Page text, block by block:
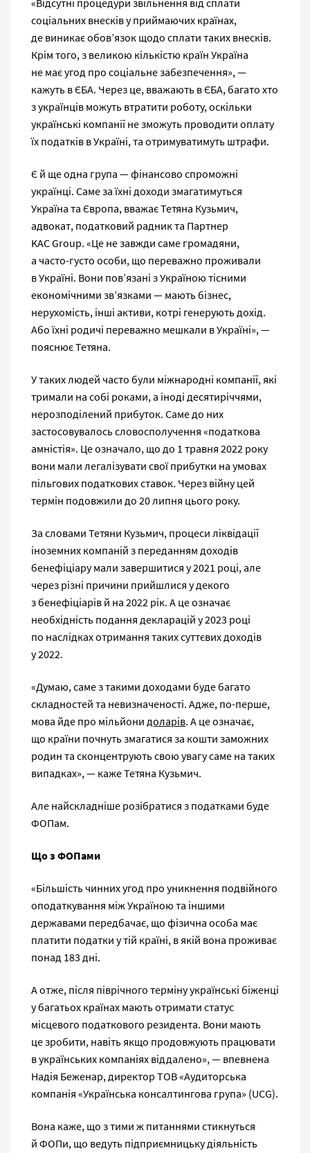
«Відсутні процедури звільнення від сплати
соціальних внесків у приймаючих країнах,
де виникає обов’язок щодо сплати таких внесків.
Крім того, з великою кількістю країн Україна
не має угод про соціальне забезпечення», —
кажуть в ЄБА. Через це, вважають в ЄБА, багато хто
з українців можуть втратити роботу, оскільки
українські компанії не зможуть проводити оплату
їх податків в Україні, та отримуватимуть штрафи.
Є й ще одна група — фінансово спроможні
українці. Саме за їхні доходи змагатимуться
Україна та Європа, вважає Тетяна Кузьмич,
адвокат, податковий радник та Партнер
KAC Group. «Це не завжди саме громадяни,
а часто-густо особи, що переважно проживали
в Україні. Вони пов’язані з Україною тісними
економічними зв’язками — мають бізнес,
нерухомість, інші активи, котрі генерують дохід.
Або їхні родичі переважно мешкали в Україні», —
пояснює Тетяна.
У таких людей часто були міжнародні компанії, які
тримали на собі роками, а іноді десятиріччями,
нерозподілений прибуток. Саме до них
застосовувалось словосполучення «податкова
амністія». Це означало, що до 1 травня 2022 року
вони мали легалізувати свої прибутки на умовах
пільгових податкових ставок. Через війну цей
термін подовжили до 20 липня цього року.
За словами Тетяни Кузьмич, процеси ліквідації
іноземних компаній з переданням доходів
бенефіціару мали завершитися у 2021 році, але
через різні причини прийшлися у декого
з бенефіціарів й на 2022 рік. А це означає
необхідність подання декларацій у 2023 році
по наслідках отримання таких суттєвих доходів
у 2022.
«Думаю, саме з такими доходами буде багато
складностей та невизначеності. Адже, по-перше,
мова йде про мільйони доларів. А це означає,
що країни почнуть змагатися за кошти заможних
родин та сконцентрують свою увагу саме на таких
випадках», — каже Тетяна Кузьмич.
Але найскладніше розібратися з податками буде
ФОПам.
Щоз ФОПами
«Більшість чинних угод про уникнення подвійного
оподаткування між Україною та іншими
державами передбачає, що фізична особа має
платити податки у тій країні, в якій вона проживає
понад 183 дні.
А отже, після піврічного терміну українські біженці
у багатьох країнах мають отримати статус
місцевого податкового резидента. Вони мають
це зробити, навіть якщо продовжують працювати
в українських компаніях віддалено», — впевнена
Надія Беженар, директор ТОВ «Аудиторська
компанія «Українська консалтингова група» (UCG).
Вона каже, що з тими ж питаннями стикнуться
й ФОПи, що ведуть підприємницьку діяльність